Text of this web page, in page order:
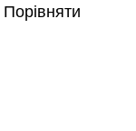
Порівняти